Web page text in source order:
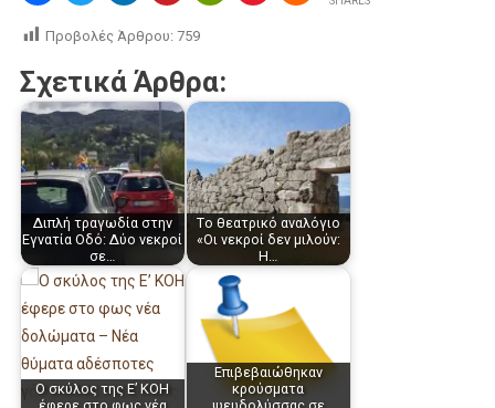
Προβολές Άρθρου: 759
Σχετικά Άρθρα:
Διπλή τραγωδία στην
Εγνατία Οδό: Δύο νεκροί
σε…
Tο θεατρικό αναλόγιο
«Οι νεκροί δεν μιλούν:
Η…
Ο σκύλος της Ε’ ΚΟΗ
Επιβεβαιώθηκαν
κρούσματα